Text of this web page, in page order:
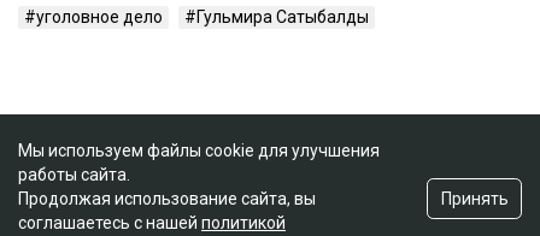
уголовное дело
Гульмира Сатыбалды
Мы используем файлы cookie для улучшения
работы сайта.
Продолжая использование сайта, вы
соглашаетесь с нашей политикой
Принять